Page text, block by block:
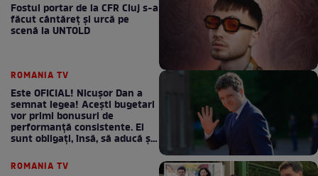
Fostul portar de la CFR Cluj s-a
făcut cântăreţ şi urcă pe
scenă la UNTOLD
ROMANIA TV
Este OFICIAL! Nicușor Dan a
semnat legea! Acești bugetari
vor primi bonusuri de
performanță consistente. Ei
sunt obligați, însă, să aducă și
ROMANIA TV